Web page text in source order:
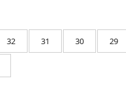
29
30
31
32